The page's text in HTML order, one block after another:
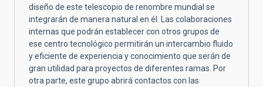
diseño de este telescopio de renombre mundial se
integrarán de manera natural en él. Las colaboraciones
internas que podrán establecer con otros grupos de
ese centro tecnológico permitirán un intercambio fluido
y eficiente de experiencia y conocimiento que serán de
gran utilidad para proyectos de diferentes ramas. Por
otra parte, este grupo abrirá contactos con las